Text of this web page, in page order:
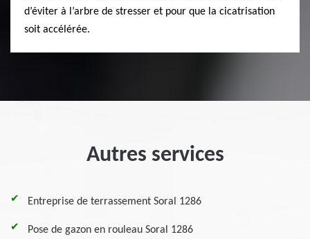
d’éviter à l’arbre de stresser et pour que la cicatrisation
soit accélérée.
Autres services
Entreprise de terrassement Soral 1286
Pose de gazon en rouleau Soral 1286